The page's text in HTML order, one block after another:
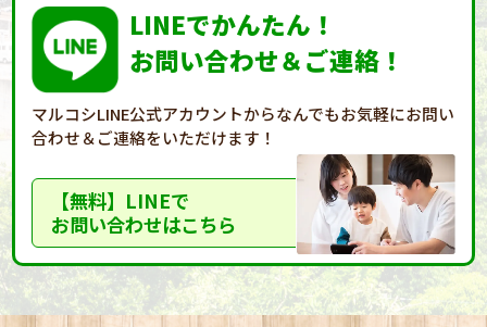
LINEでかんたん！
お問い合わせ＆ご連絡！
マルコシLINE公式アカウントからなんでもお気軽にお問い
合わせ＆ご連絡をいただけます！
【無料】LINEで
お問い合わせはこちら